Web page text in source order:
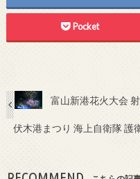
Pocket
富山新港花火大会
伏木港まつり 海上自衛隊 護